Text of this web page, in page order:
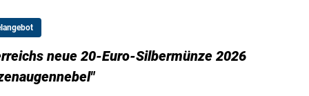
Österreichs neue 20-Euro-Silbermünze 2026
neue 20-Euro-Silbermünze 2026